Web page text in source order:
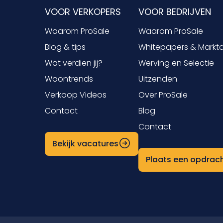
VOOR VERKOPERS
Waarom ProSale
Blog & tips
Wat verdien jij?
Woontrends
Verkoop Videos
Contact
Bekijk vacatures
VOOR BEDRIJVEN
Waarom ProSale
Whitepapers &
Werving en Selectie
Uitzenden
Over ProSale
Blog
Contact
Plaats een